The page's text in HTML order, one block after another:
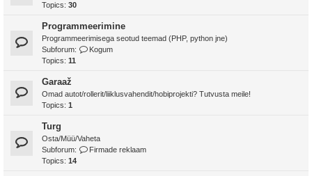
Topics: 30
Programmeerimine
Programmeerimisega seotud teemad (PHP, python jne)
Subforum:
Kogum
Topics: 11
Garaaž
Omad autot/rollerit/liiklusvahendit/hobiprojekti? Tutvusta meile!
Topics: 1
Turg
Osta/Müü/Vaheta
Subforum:
Firmade reklaam
Topics: 14